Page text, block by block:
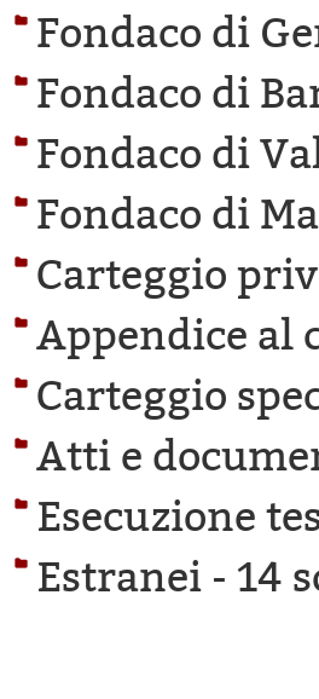
Fondaco di
Fondaco di
Fondaco di
Fondaco di
Carteggio
Appendice al
Carteggio
Atti e
Esecuzione
Estranei - 14